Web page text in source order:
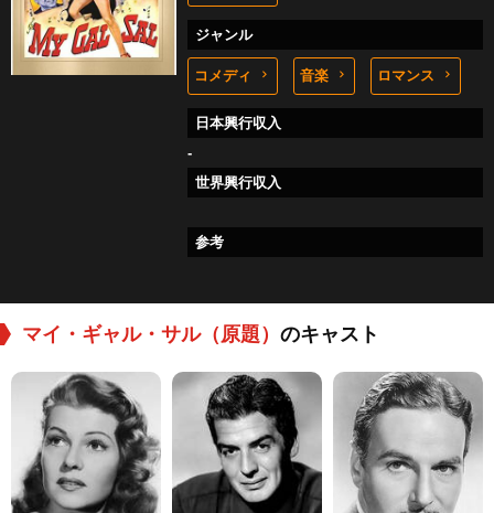
ジャンル
コメディ 音楽 ロマンス
日本興行収入
-
世界興行収入
参考
マイ・ギャル・サル（原題） のキャスト